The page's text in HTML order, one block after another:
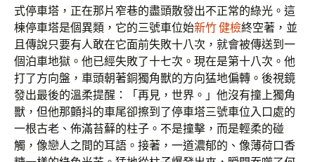
式停車塔，正在那片窄巷的盡頭散發出不正常的綠光。這
棟停車塔是個異類，它的三號車位始新竹 健檢終空著，並
且傳說只要有人敢在它面前失敗十八次，就會被傳送到一
個泊車地獄。他已經失敗了十七次。現在是第十八次。他
打了方向盤，車頭朝著銅獨角獸的方向猛地偏轉。後視鏡
發出最後的溫柔提醒：「再見，世界。」他沒有撞上獨角
獸，但他那顫抖的車尾卻擦到了停車塔三號車位入口處的
一根古老、佈滿苔蘚的柱子。不是撞擊，而是輕柔的碰
觸，像戀人之間的耳語。接著，一道濃郁的、像薄荷口香